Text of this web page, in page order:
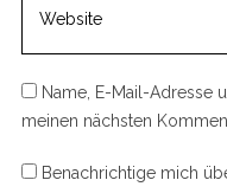
Name, E-Mail-Adresse
meinen nächsten
Benachrichtige mich